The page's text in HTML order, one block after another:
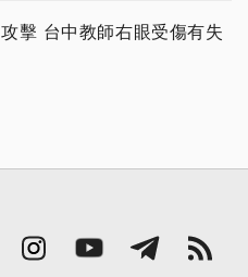
擊 台中教師右眼受傷有失